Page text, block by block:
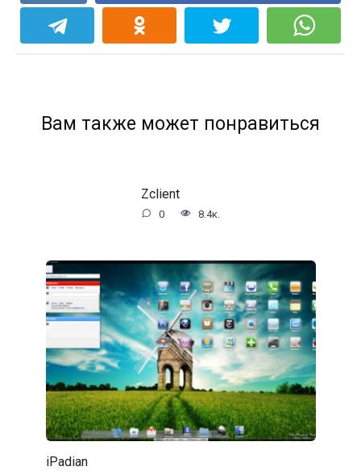
Вам также может понравиться
Zclient
0 8.4к.
iPadian